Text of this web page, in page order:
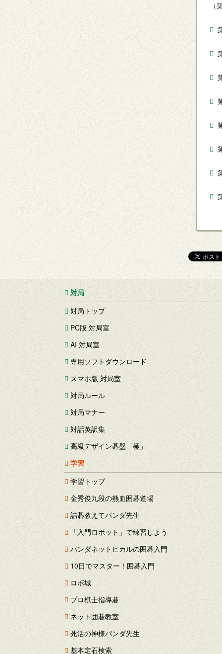
対局
対局トップ
PC版 対局室
AI 対局室
専用ソフトダウンロード
スマホ版 対局室
対局ルール
対局マナー
対話英訳集
高級デザイン碁盤「極」
学習
学習トップ
金秀俊九段の熱血囲碁道場
詰碁教えてパンダ先生
「入門ロボット」で練習しよう
パンダネットヒカルの囲碁入門
10日でマスター！囲碁入門
ロボ城
プロ棋士指導碁
ネット囲碁教室
死活の神様パンダ先生
基本定石検索